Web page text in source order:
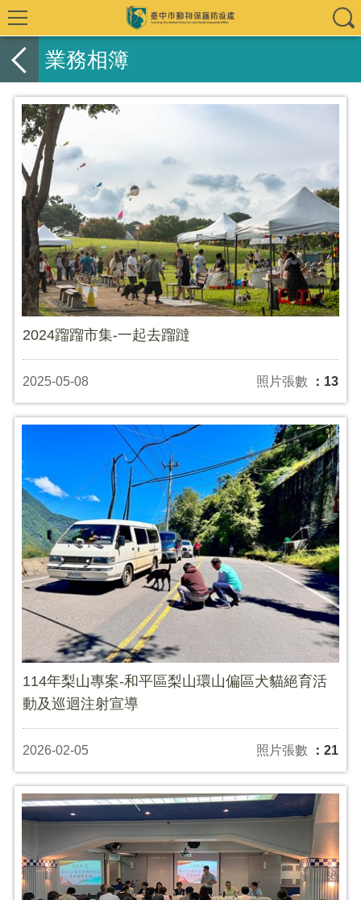
業務相簿
2024蹓蹓市集-一起去蹓躂
2025-05-08 照片張數 ：13
114年梨山專案-和平區梨山環山偏區犬貓絕育活
動及巡迴注射宣導
2026-02-05 照片張數 ：21